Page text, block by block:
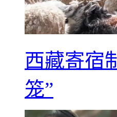
西藏寄宿
笼”